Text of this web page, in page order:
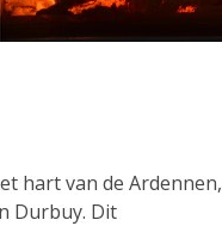
hart van de Ardennen,
Durbuy. Dit